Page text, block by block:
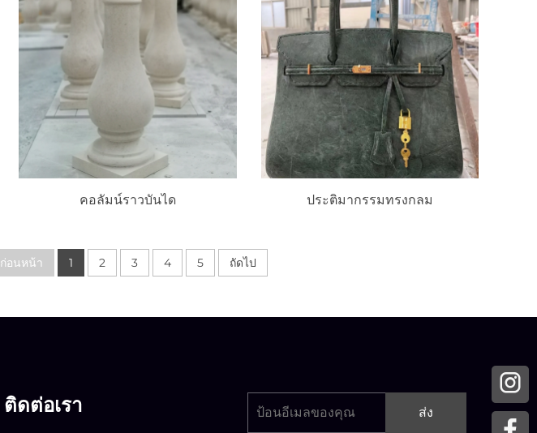
คอลัมน์ราวบันได ประติมากรรมทรงกลม
ก่อนหน้า 1 2 3 4 5 ถัดไป
ติดต่อเรา ส่ง